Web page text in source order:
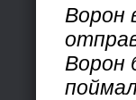
Ворон
Ворон